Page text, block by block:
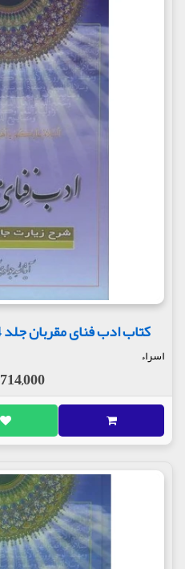
کتاب ادب فنای مقربان جلد 4 شرح زیارت جامعه کبیره
اسراء
714,000 تومان